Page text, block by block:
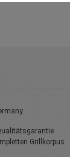
Grillkorpus